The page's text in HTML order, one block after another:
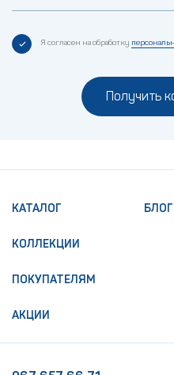
Я согласен на обработку
Получить
КАТАЛОГ
КОЛЛЕКЦИИ
ПОКУПАТЕЛЯМ
АКЦИИ
БЛОГ